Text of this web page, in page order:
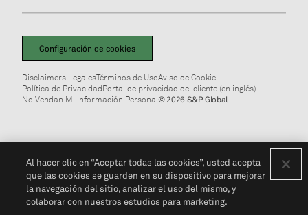
Configuración de cookies
Disclaimers LegalesTérminos de UsoAviso de Cookie
Política de PrivacidadPortal de privacidad del cliente (en inglés)
No Vendan Mi Información Personal© 2026 S&P Global
Al hacer clic en “Aceptar todas las cookies”, usted acepta
que las cookies se guarden en su dispositivo para mejorar
la navegación del sitio, analizar el uso del mismo, y
colaborar con nuestros estudios para marketing.